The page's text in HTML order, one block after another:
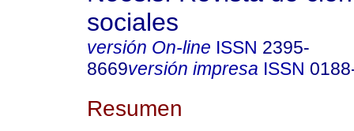
sociales
versión On-line ISSN 2395-
8669versión impresa ISSN
Resumen